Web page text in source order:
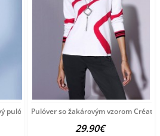
pulóver vzhľadom Création
Pulóver so žakárovým vzorom
29.90€